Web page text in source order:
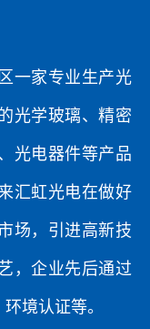
一家专业生产光
光学玻璃、精密
光电器件等产品
汇虹光电在做好
场，引进高新技
，企业先后通过
境认证等。